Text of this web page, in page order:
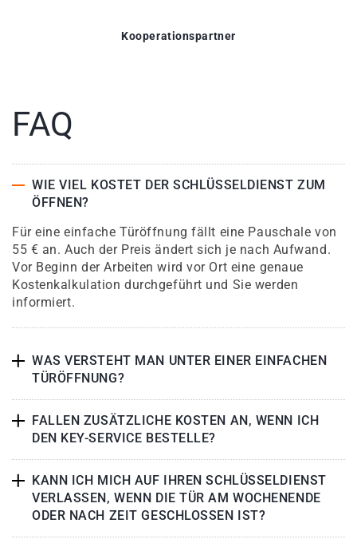
Kooperationspartner
FAQ
WIE VIEL KOSTET DER SCHLÜSSELDIENST ZUM
ÖFFNEN?
Für eine einfache Türöffnung fällt eine Pauschale von
55 € an. Auch der Preis ändert sich je nach Aufwand.
Vor Beginn der Arbeiten wird vor Ort eine genaue
Kostenkalkulation durchgeführt und Sie werden
informiert.
WAS VERSTEHT MAN UNTER EINER EINFACHEN
TÜRÖFFNUNG?
FALLEN ZUSÄTZLICHE KOSTEN AN, WENN ICH
DEN KEY-SERVICE BESTELLE?
KANN ICH MICH AUF IHREN SCHLÜSSELDIENST
VERLASSEN, WENN DIE TÜR AM WOCHENENDE
ODER NACH ZEIT GESCHLOSSEN IST?